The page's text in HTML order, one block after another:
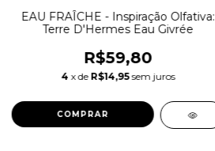
EAU FRAÎCHE - Inspiração Olfativa:
Terre D'Hermes Eau Givrée
R$59,80
4 x de R$14,95 sem juros
COMPRAR